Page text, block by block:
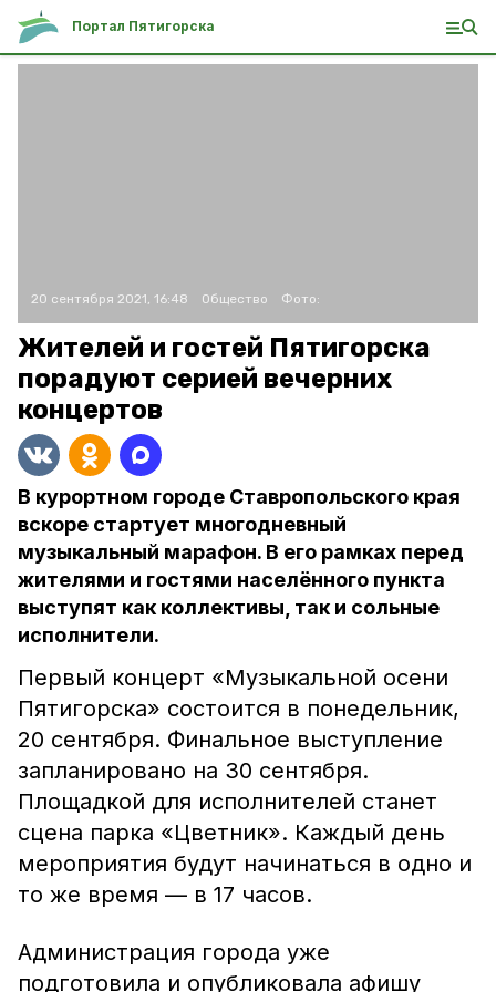
Портал Пятигорска
20 сентября 2021, 16:48 Общество Фото:
Жителей и гостей Пятигорска
порадуют серией вечерних
концертов
В курортном городе Ставропольского края
вскоре стартует многодневный
музыкальный марафон. В его рамках перед
жителями и гостями населённого пункта
выступят как коллективы, так и сольные
исполнители.
Первый концерт «Музыкальной осени
Пятигорска» состоится в понедельник,
20 сентября. Финальное выступление
запланировано на 30 сентября.
Площадкой для исполнителей станет
сцена парка «Цветник». Каждый день
мероприятия будут начинаться в одно и
то же время — в 17 часов.
Администрация города уже
подготовила и опубликовала афишу